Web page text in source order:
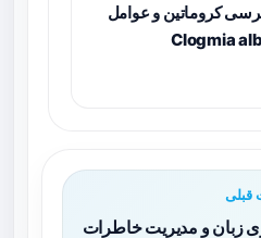
کروماتین و عوامل
زبان و مدیریت خاطرات